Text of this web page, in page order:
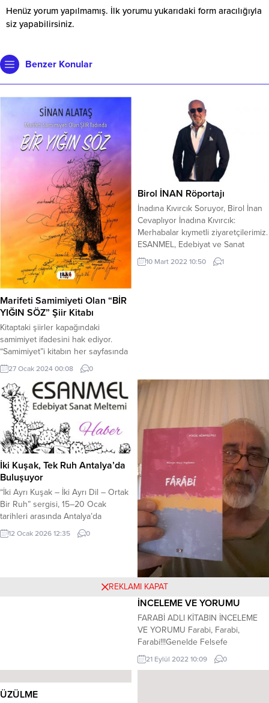
Henüz yorum yapılmamış. İlk yorumu yukarıdaki form aracılığıyla
siz yapabilirsiniz.
Benzer Konular
Marifeti Samimiyeti Olan “BİR
YIĞIN SÖZ” Şiir Kitabı
Kitaptaki şiirler kapağındaki
samimiyet ifadesini hak ediyor.
“Samimiyet”i kitabın her sayfasında
bulacaksınız. Tüm şiir severlerin
mutlaka okuması gerektiğini
düşünüyorum ve tavsiye
ediyorum… Şair, bu
dünyadaki yaşamı ve herkese hitap
eden yaşamsal doğruları ve
gerçekleri kendi düşünce ve ifade
derinliği ile şiirlerinde anlatmış.
Şiirlerdeki ruh birçok kimsenin
sessiz kaldığı yürekten...
27 Ocak 2024 00:08 0
Birol İNAN Röportajı
İnadına Kıvırcık Soruyor, Birol İnan
Cevaplıyor İnadına Kıvırcık:
Merhabalar kıymetli ziyaretçilerimiz.
ESANMEL, Edebiyat ve Sanat
Meltemi Sitesi olarak yine edebiyat
ve sanatla harmanlanmış bir
10 Mart 2022 10:50 1
İki Kuşak, Tek Ruh Antalya’da
Buluşuyor
“İki Ayrı Kuşak – İki Ayrı Dil – Ortak
Bir Ruh” sergisi, 15–20 Ocak
tarihleri arasında Antalya’da
sanatseverlere kuşaklar arası bir
sanat yolculuğu sunacak. (Basın
Ayrı Kuşak – İki Ayrı Dil – Ortak Bir
12 Ocak 2026 12:35 0
FARABİ ADLI KİTABIN
İNCELEME VE YORUMU
FARABİ ADLI KİTABIN İNCELEME
VE YORUMU Farabi, Farabi,
Farabi!!!Genelde Felsefe
Dünyası’nın, Özelde de türk-İslam
Felsefesi’nin olmazsa olmazı Büyük
21 Eylül 2022 10:09 0
ÜZÜLME
REKLAMI KAPAT